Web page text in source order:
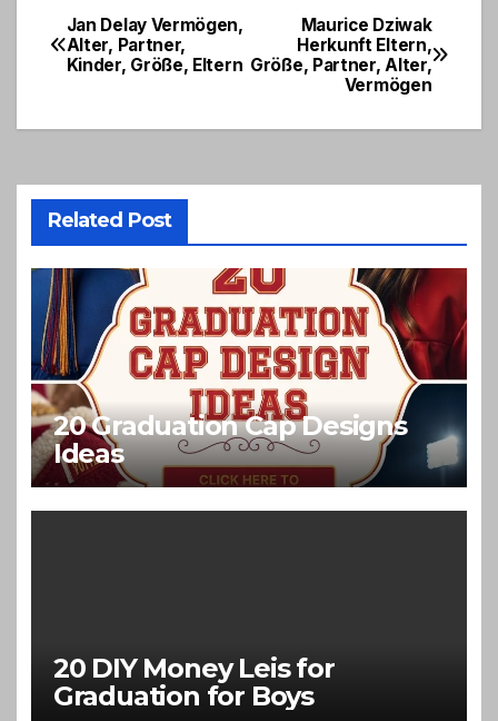
Post
navigation
Maurice Dziwak
Herkunft Eltern,
Größe, Partner, Alter,
Vermögen
Jan Delay Vermögen,
Alter, Partner,
Kinder, Größe, Eltern
Related Post
20 Graduation Cap Designs
Ideas
20 DIY Money Leis for
Graduation for Boys